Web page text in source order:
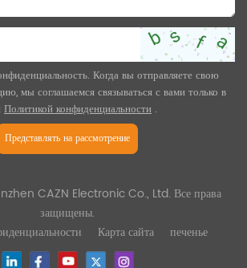
Когда вы отправляете свою
мы соглашаемся связываться с вами только в
Политикой конфиденциальности .
Представлять на рассмотрение
CAZN Electronic Co., Ltd. Все права
защищены.
Карта сайта печенье